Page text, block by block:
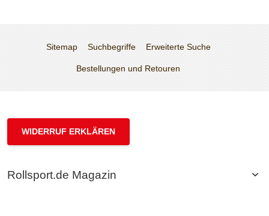
Sitemap Suchbegriffe Erweiterte Suche
Bestellungen und Retouren
WIDERRUF ERKLÄREN
Rollsport.de Magazin